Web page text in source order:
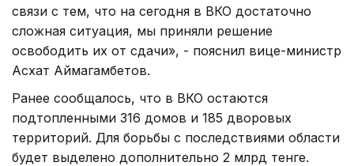
связи с тем, что на сегодня в ВКО достаточно
сложная ситуация, мы приняли решение
освободить их от сдачи», - пояснил вице-министр
Асхат Аймагамбетов.
Ранее сообщалось, что в ВКО остаются
подтопленными 316 домов и 185 дворовых
территорий. Для борьбы с последствиями области
будет выделено дополнительно 2 млрд тенге.